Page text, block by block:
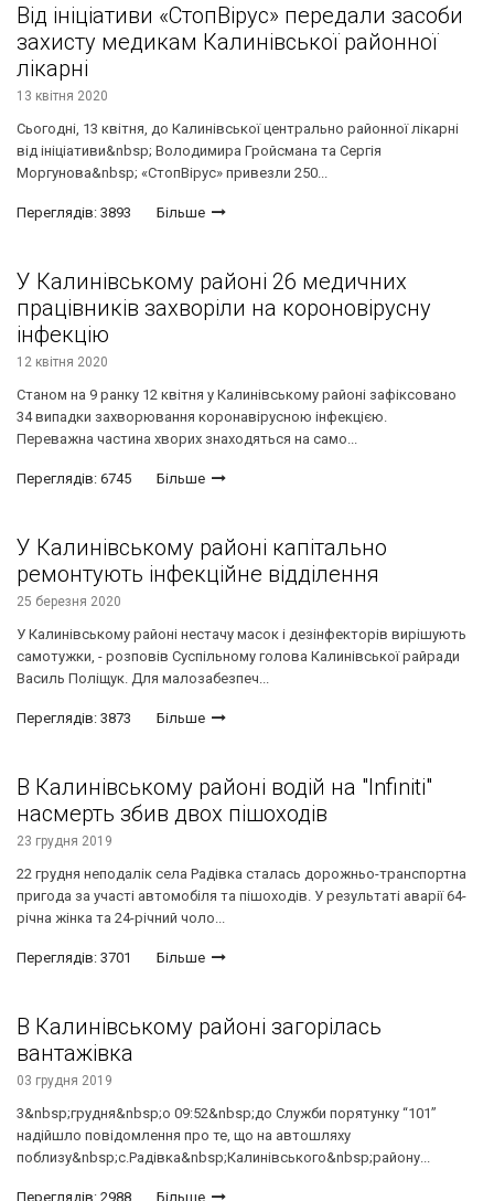
Від ініціативи «СтопВірус» передали засоби
захисту медикам Калинівської районної
лікарні
13 квітня 2020
Сьогодні, 13 квітня, до Калинівської центрально районної лікарні
від ініціативи&nbsp; Володимира Гройсмана та Сергія
Моргунова&nbsp; «СтопВірус» привезли 250...
Переглядів: 3893 Більше
У Калинівському районі 26 медичних
працівників захворіли на короновірусну
інфекцію
12 квітня 2020
Станом на 9 ранку 12 квітня у Калинівському районі зафіксовано
34 випадки захворювання коронавірусною інфекцією.
Переважна частина хворих знаходяться на само...
Переглядів: 6745 Більше
У Калинівському районі капітально
ремонтують інфекційне відділення
25 березня 2020
У Калинівському районі нестачу масок і дезінфекторів вирішують
самотужки, - розповів Суспільному голова Калинівської райради
Василь Поліщук. Для малозабезпеч...
Переглядів: 3873 Більше
В Калинівському районі водій на "Infiniti"
насмерть збив двох пішоходів
23 грудня 2019
22 грудня неподалік села Радівка сталась дорожньо-транспортна
пригода за участі автомобіля та пішоходів. У результаті аварії 64-
річна жінка та 24-річний чоло...
Переглядів: 3701 Більше
В Калинівському районі загорілась
вантажівка
03 грудня 2019
3&nbsp;грудня&nbsp;о 09:52&nbsp;до Служби порятунку “101”
надійшло повідомлення про те, що на автошляху
поблизу&nbsp;с.Радівка&nbsp;Калинівського&nbsp;району...
Переглядів: 2988 Більше